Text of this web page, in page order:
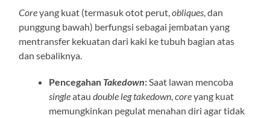
Coreyang kuat (termasuk otot perut,obliques , dan
punggung bawah) berfungsi sebagai jembatan yang
mentransfer kekuatan dari kaki ke tubuh bagian atas
dan sebaliknya.
Pencegahan Takedown: Saat lawan mencoba
singleataudouble leg takedown ,coreyang kuat
memungkinkan pegulat menahan diri agar tidak